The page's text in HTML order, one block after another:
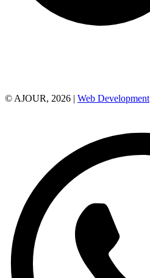
© AJOUR, 2026 | Web Development